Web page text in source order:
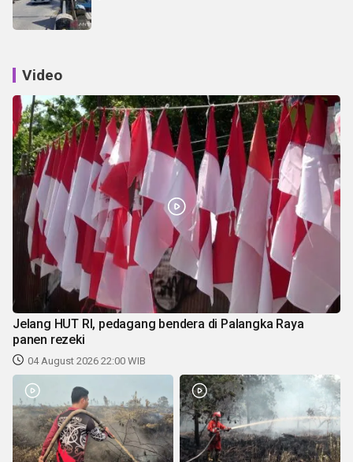
Video
Jelang HUT RI, pedagang bendera di Palangka Raya
panen rezeki
04 August 2026 22:00 WIB